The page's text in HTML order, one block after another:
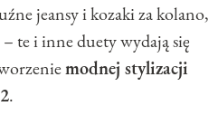
jeansy i kozaki za kolano,
te i inne duety wydają się
modnej stylizacji
.